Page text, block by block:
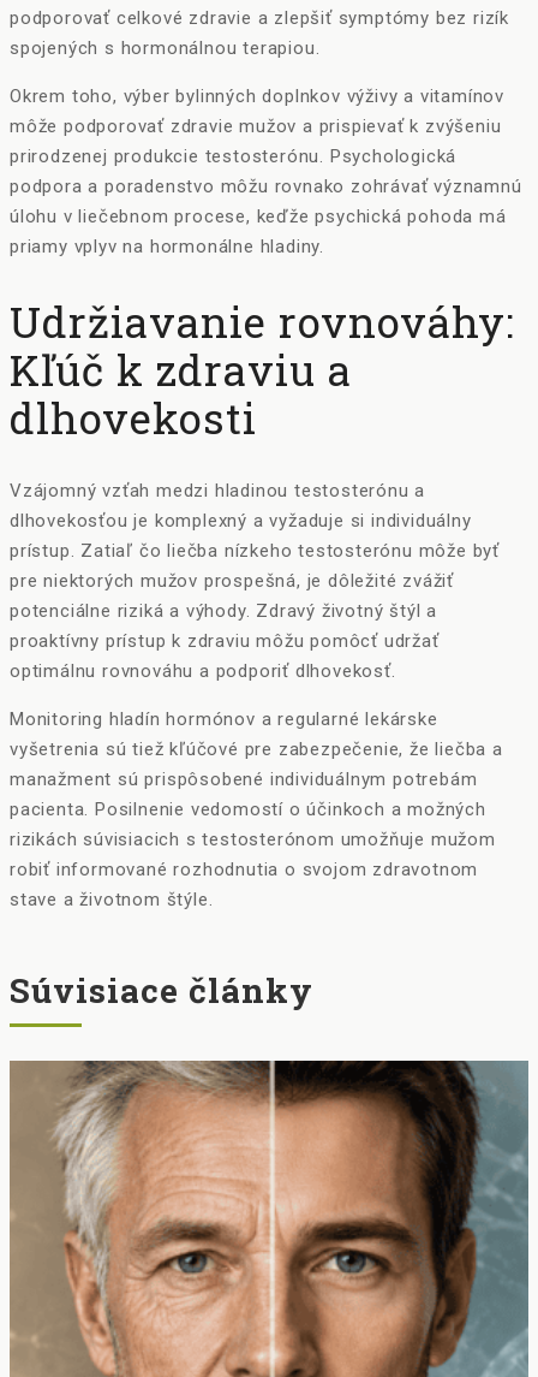
podporovať celkové zdravie a zlepšiť symptómy bez rizík
spojených s hormonálnou terapiou.
Okrem toho, výber bylinných doplnkov výživy a vitamínov
môže podporovať zdravie mužov a prispievať k zvýšeniu
prirodzenej produkcie testosterónu. Psychologická
podpora a poradenstvo môžu rovnako zohrávať významnú
úlohu v liečebnom procese, keďže psychická pohoda má
priamy vplyv na hormonálne hladiny.
Udržiavanie rovnováhy:
Kľúč k zdraviu a
dlhovekosti
Vzájomný vzťah medzi hladinou testosterónu a
dlhovekosťou je komplexný a vyžaduje si individuálny
prístup. Zatiaľ čo liečba nízkeho testosterónu môže byť
pre niektorých mužov prospešná, je dôležité zvážiť
potenciálne riziká a výhody. Zdravý životný štýl a
proaktívny prístup k zdraviu môžu pomôcť udržať
optimálnu rovnováhu a podporiť dlhovekosť.
Monitoring hladín hormónov a regularné lekárske
vyšetrenia sú tiež kľúčové pre zabezpečenie, že liečba a
manažment sú prispôsobené individuálnym potrebám
pacienta. Posilnenie vedomostí o účinkoch a možných
rizikách súvisiacich s testosterónom umožňuje mužom
robiť informované rozhodnutia o svojom zdravotnom
stave a životnom štýle.
Súvisiace články